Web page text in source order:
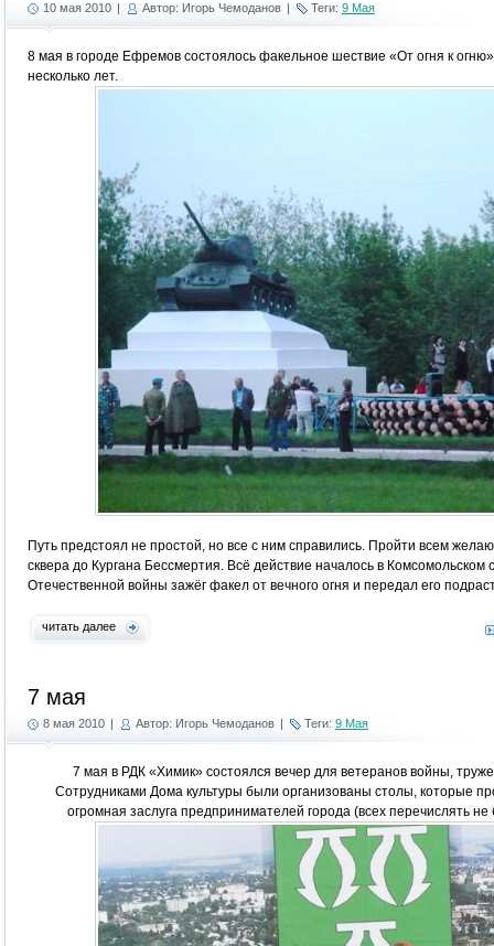
10 мая 2010 | Автор: Игорь Чемоданов | Теги: 9 Мая
8 мая в городе Ефремов состоялось факельное шествие «От огня к
несколько лет.
Путь предстоял не простой, но все с ним справились. Пройти всем
сквера до Кургана Бессмертия. Всё действие началось в Комсомольском
Отечественной войны зажёг факел от вечного огня и передал его
читать далее
7 мая
8 мая 2010 | Автор: Игорь Чемоданов | Теги: 9 Мая
7 мая в РДК «Химик» состоялся вечер для ветеранов войны,
Сотрудниками Дома культуры были организованы столы, которые
огромная заслуга предпринимателей города (всех перечислять не